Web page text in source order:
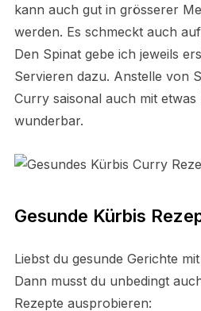
kann auch gut in grösserer
werden. Es schmeckt auch
Den Spinat gebe ich jeweils
Servieren dazu. Anstelle von
Curry saisonal auch mit
wunderbar.
Gesunde Kürbis
Liebst du gesunde Gerichte
Dann musst du unbedingt
Rezepte ausprobieren: